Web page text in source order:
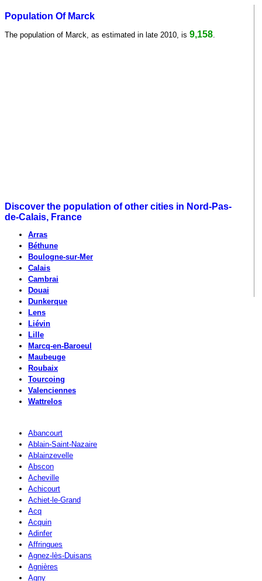
Population Of Marck
The population of Marck, as estimated in late 2010, is 9,158
Discover the population of other cities in Nord-Pas-
de-Calais, France
Arras
Béthune
Boulogne-sur-Mer
Calais
Cambrai
Douai
Dunkerque
Lens
Liévin
Lille
Marcq-en-Baroeul
Maubeuge
Roubaix
Tourcoing
Valenciennes
Wattrelos
Abancourt
Ablain-Saint-Nazaire
Ablainzevelle
Abscon
Acheville
Achicourt
Achiet-le-Grand
Acq
Acquin
Adinfer
Affringues
Agnez-lès-Duisans
Agnières
Agny